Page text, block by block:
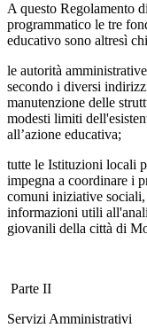
A questo Regolamento
programmatico le tre
educativo sono altresì
le autorità
secondo i diversi
manutenzione delle
modesti limiti
all’azione educativa;
tutte le Istituzioni locali
impegna a coordinare i
comuni iniziative
informazioni utili
giovanili della città di
Parte II
Servizi Amministrativi